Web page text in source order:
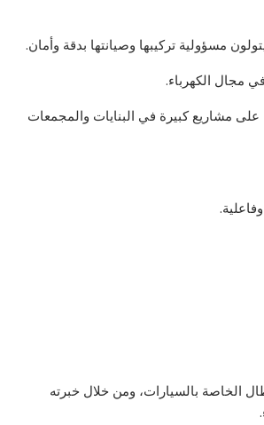
مسؤولية تركيبها وصيانتها بدقة وأمان.
مجال الكهرباء.
على مشاريع كبيرة في البنايات والمجمعات
الخاصة بالسيارات، ومن خلال خبرته